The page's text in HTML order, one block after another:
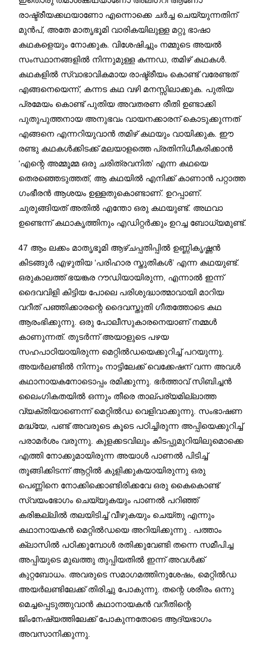
രാഷ്ട്രീയക്കഥയാണോ എന്നൊക്കെ ചർച്ച ചെയ്യുന്നതിന്
മുൻപ്, അതേ മാതൃഭൂമി വാരികയിലുള്ള മറ്റു ഭാഷാ
കഥകളെയും നോക്കുക. വിശേഷിച്ചും നമ്മുടെ അയൽ
സംസ്ഥാനങ്ങളിൽ നിന്നുമുള്ള കന്നഡ, തമിഴ് കഥകൾ.
കഥകളിൽ സ്വാഭാവികമായ രാഷ്ട്രീയം കൊണ്ട് വരേണ്ടത്
എങ്ങനെയെന്ന്, കന്നട കഥ വഴി മനസ്സിലാക്കുക. പുതിയ
പ്രമേയം കൊണ്ട് പുതിയ അവതരണ രീതി ഉണ്ടാക്കി
പുതുപുത്തനായ അനുഭവം വായനക്കാരന് കൊടുക്കുന്നത്
എങ്ങനെ എന്നറിയുവാൻ തമിഴ് കഥയും വായിക്കുക. ഈ
രണ്ടു കഥകൾക്കിടക്ക് മലയാളത്തെ പ്രതിനിധീകരിക്കാൻ
‘എന്റെ അമ്മൂമ്മ ഒരു ചരിത്രവനിത’ എന്ന കഥയെ
തെരഞ്ഞെടുത്തത്, ആ കഥയിൽ എനിക്ക് കാണാൻ പറ്റാത്ത
ഗംഭീരൻ ആശയം ഉള്ളതുകൊണ്ടാണ്. ഉറപ്പാണ്.
ചുരുങ്ങിയത് അതിൽ എന്തോ ഒരു കഥയുണ്ട്. അഥവാ
ഉണ്ടെന്ന് കഥാകൃത്തിനും എഡിറ്റർക്കും ഉറച്ച ബോധ്യമുണ്ട്.
47 ആം ലക്കം മാതൃഭൂമി ആഴ്ചപ്പതിപ്പിൽ ഉണ്ണികൃഷ്ണൻ
കിടങ്ങൂർ എഴുതിയ ‘പരിഹാര സ്തുതികൾ’ എന്ന കഥയുണ്ട്.
ഒരുകാലത്ത് ഭയങ്കര റൗഡിയായിരുന്ന, എന്നാൽ ഇന്ന്
ദൈവവിളി കിട്ടിയ പോലെ പരിശുദ്ധാത്മാവായി മാറിയ
വറീത് പഞ്ഞിക്കാരന്റെ ദൈവസ്തുതി ഗീതത്തോടെ കഥ
ആരംഭിക്കുന്നു. ഒരു പോലീസുകാരനെയാണ് നമ്മൾ
കാണുന്നത്. തുടർന്ന് അയാളുടെ പഴയ
സഹപാഠിയായിരുന്ന മെറ്റിൽഡയെക്കുറിച്ച് പറയുന്നു.
അയർലണ്ടിൽ നിന്നും നാട്ടിലേക്ക് വെക്കേഷന് വന്ന അവൾ
കഥാനായകനോടൊപ്പം രമിക്കുന്നു. ഭർത്താവ് സിബിച്ചൻ
ലൈംഗികതയിൽ ഒന്നും തീരെ താല്പര്യമില്ലാത്ത
വ്യക്തിയാണെന്ന് മെറ്റിൽഡ വെളിവാക്കുന്നു. സംഭാഷണ
മദ്ധ്യേ, പണ്ട് അവരുടെ കൂടെ പഠിച്ചിരുന്ന അപ്പിയെക്കുറിച്ച്
പരാമർശം വരുന്നു. കുളക്കടവിലും കിടപ്പുമുറിയിലുമൊക്കെ
എത്തി നോക്കുമായിരുന്ന അയാൾ പാണൽ പിടിച്ച്
തൂങ്ങിക്കിടന്ന് ആറ്റിൽ കുളിക്കുകയായിരുന്നു ഒരു
പെണ്ണിനെ നോക്കിക്കൊണ്ടിരിക്കവേ ഒരു കൈകൊണ്ട്
സ്വയംഭോഗം ചെയ്യുകയും പാണൽ പറിഞ്ഞ്
കരിങ്കല്ലിൽ തലയിടിച്ച് വീഴുകയും ചെയ്തു എന്നും
കഥാനായകൻ മെറ്റിൽഡയെ അറിയിക്കുന്നു . പത്താം
ക്ലാസിൽ പഠിക്കുമ്പോൾ രതിക്കുവേണ്ടി തന്നെ സമീപിച്ച
അപ്പിയുടെ മുഖത്തു തുപ്പിയതിൽ ഇന്ന് അവൾക്ക്
കുറ്റബോധം. അവരുടെ സമാഗമത്തിനുശേഷം, മെറ്റിൽഡ
അയർലണ്ടിലേക്ക് തിരിച്ചു പോകുന്നു. തന്റെ ശരീരം ഒന്നു
മെച്ചപ്പെടുത്തുവാൻ കഥാനായകൻ വറീതിന്റെ
ജിംനേഷ്യത്തിലേക്ക് പോകുന്നതോടെ ആദ്യഭാഗം
അവസാനിക്കുന്നു.